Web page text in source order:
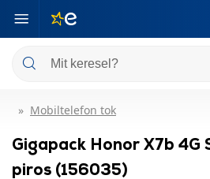
Mobiltelefon tok
Gigapack Honor X7b 4G
piros (156035)